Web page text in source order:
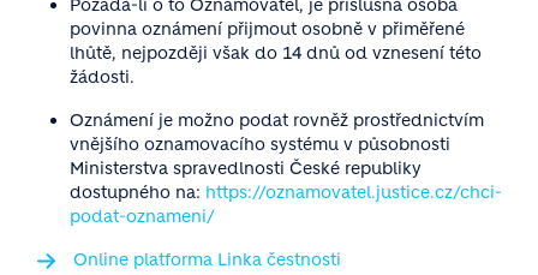
Požádá-li o to Oznamovatel, je příslušná osoba
povinna oznámení přijmout osobně v přiměřené
lhůtě, nejpozději však do 14 dnů od vznesení této
žádosti.
Oznámení je možno podat rovněž prostřednictvím
vnějšího oznamovacího systému v působnosti
Ministerstva spravedlnosti České republiky
dostupného na: https://oznamovatel.justice.cz/chci-
podat-oznameni/
Online platforma Linka čestnosti